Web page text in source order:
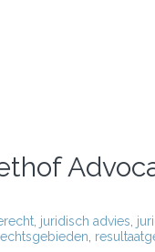
juridisch advies